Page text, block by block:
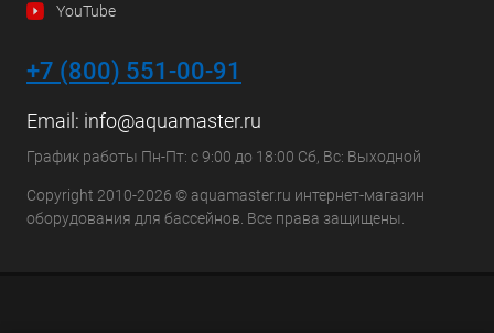
YouTube
+7 (800) 551-00-91
Email: info@aquamaster.ru
График работы Пн-Пт: с 9:00 до 18:00 Сб, Вс: Выходной
Copyright 2010-2026 © aquamaster.ru интернет-магазин
оборудования для бассейнов. Все права защищены.